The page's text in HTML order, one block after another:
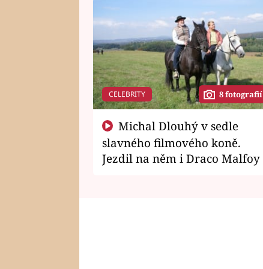
CELEBRITY 8 fotografií
slavného filmového koně.
Jezdil na něm i Draco Malfoy